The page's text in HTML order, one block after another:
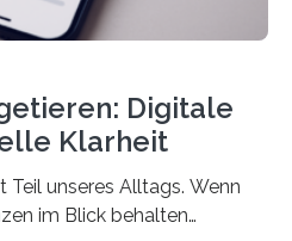
Digitale
Klarheit
unseres Alltags. Wenn
im Blick behalten